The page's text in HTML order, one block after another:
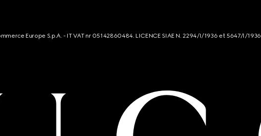
Europe S.p.A. - IT VAT nr 05142860484. LICENCE SIAE N. 2294/I/1936 et 5647/I/1936